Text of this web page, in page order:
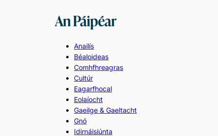
Anailís
Béaloideas
Comhfhreagras
Cultúr
Eagarfhocal
Eolaíocht
Gaeilge & Gaeltacht
Gnó
Idirnáisiúnta